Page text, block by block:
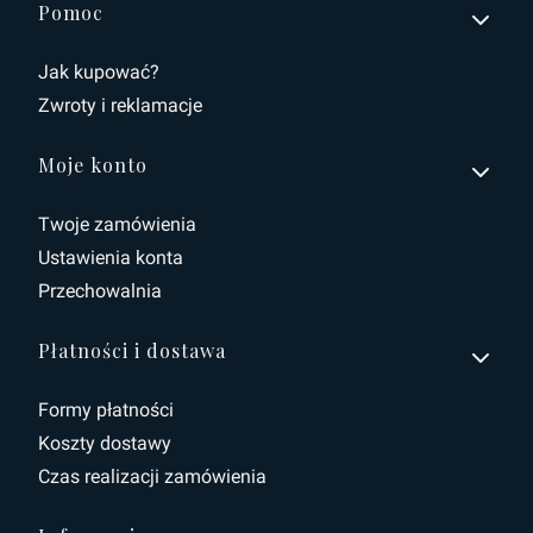
Linki w stopce
Pomoc
Jak kupować?
Zwroty i reklamacje
Moje konto
Twoje zamówienia
Ustawienia konta
Przechowalnia
Płatności i dostawa
Formy płatności
Koszty dostawy
Czas realizacji zamówienia